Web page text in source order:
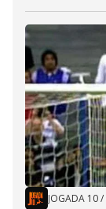
JOGADA 10/